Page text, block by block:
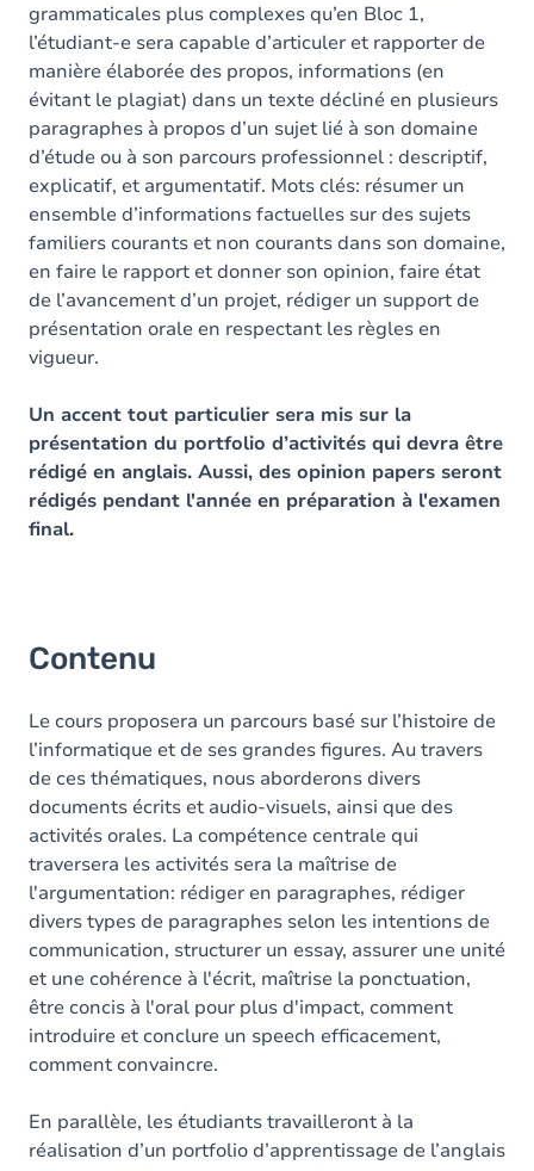
grammaticales plus complexes qu’en Bloc 1,
l’étudiant-e sera capable d’articuler et rapporter de
manière élaborée des propos, informations (en
évitant le plagiat) dans un texte décliné en plusieurs
paragraphes à propos d’un sujet lié à son domaine
d’étude ou à son parcours professionnel : descriptif,
explicatif, et argumentatif. Mots clés: résumer un
ensemble d’informations factuelles sur des sujets
familiers courants et non courants dans son domaine,
en faire le rapport et donner son opinion, faire état
de l’avancement d’un projet, rédiger un support de
présentation orale en respectant les règles en
vigueur.
Un accent tout particulier sera mis sur la
présentation du portfolio d’activités qui devra être
rédigé en anglais. Aussi, des opinion papers seront
rédigés pendant l'année en préparation à l'examen
final.
Contenu
Le cours proposera un parcours basé sur l’histoire de
l’informatique et de ses grandes figures. Au travers
de ces thématiques, nous aborderons divers
documents écrits et audio-visuels, ainsi que des
activités orales. La compétence centrale qui
traversera les activités sera la maîtrise de
l'argumentation: rédiger en paragraphes, rédiger
divers types de paragraphes selon les intentions de
communication, structurer un essay, assurer une unité
et une cohérence à l'écrit, maîtrise la ponctuation,
être concis à l'oral pour plus d'impact, comment
introduire et conclure un speech efficacement,
comment convaincre.
En parallèle, les étudiants travailleront à la
réalisation d’un portfolio d’apprentissage de l’anglais